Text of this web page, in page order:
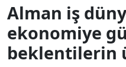
Alman iş
ekonomiye
beklentilerin